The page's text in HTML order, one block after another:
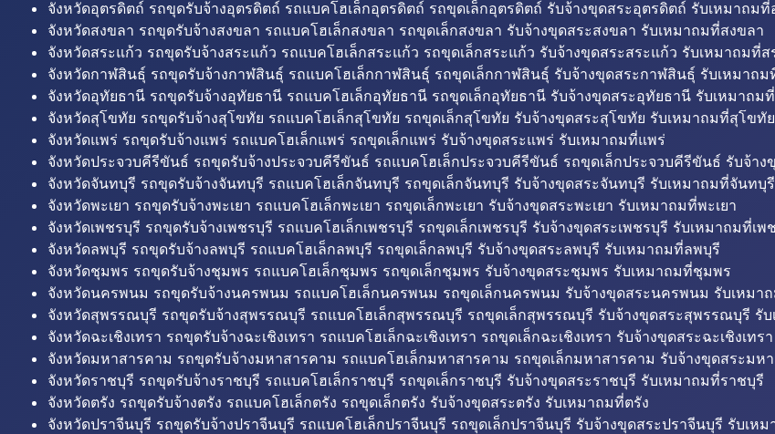
จังหวัดอุตรดิตถ์ รถขุดรับจ้างอุตรดิตถ์ รถแบคโฮเล็กอุตรดิตถ์ รถขุดเล็กอุตรดิตถ์ รับจ้างขุดสระอุตรดิตถ์ รับเหมาถมที่
จังหวัดสงขลา รถขุดรับจ้างสงขลา รถแบคโฮเล็กสงขลา รถขุดเล็กสงขลา รับจ้างขุดสระสงขลา รับเหมาถมที่สงขลา
จังหวัดสระแก้ว รถขุดรับจ้างสระแก้ว รถแบคโฮเล็กสระแก้ว รถขุดเล็กสระแก้ว รับจ้างขุดสระสระแก้ว รับเหมาถมที่ส
จังหวัดกาฬสินธุ์ รถขุดรับจ้างกาฬสินธุ์ รถแบคโฮเล็กกาฬสินธุ์ รถขุดเล็กกาฬสินธุ์ รับจ้างขุดสระกาฬสินธุ์ รับเหมาถ
จังหวัดอุทัยธานี รถขุดรับจ้างอุทัยธานี รถแบคโฮเล็กอุทัยธานี รถขุดเล็กอุทัยธานี รับจ้างขุดสระอุทัยธานี รับเหมาถม
จังหวัดสุโขทัย รถขุดรับจ้างสุโขทัย รถแบคโฮเล็กสุโขทัย รถขุดเล็กสุโขทัย รับจ้างขุดสระสุโขทัย รับเหมาถมที่สุโขทัย
จังหวัดแพร่ รถขุดรับจ้างแพร่ รถแบคโฮเล็กแพร่ รถขุดเล็กแพร่ รับจ้างขุดสระแพร่ รับเหมาถมที่แพร่
จังหวัดประจวบคีรีขันธ์ รถขุดรับจ้างประจวบคีรีขันธ์ รถแบคโฮเล็กประจวบคีรีขันธ์ รถขุดเล็กประจวบคีรีขันธ์ รับจ้า
จังหวัดจันทบุรี รถขุดรับจ้างจันทบุรี รถแบคโฮเล็กจันทบุรี รถขุดเล็กจันทบุรี รับจ้างขุดสระจันทบุรี รับเหมาถมที่จันทบุรี
จังหวัดพะเยา รถขุดรับจ้างพะเยา รถแบคโฮเล็กพะเยา รถขุดเล็กพะเยา รับจ้างขุดสระพะเยา รับเหมาถมที่พะเยา
จังหวัดเพชรบุรี รถขุดรับจ้างเพชรบุรี รถแบคโฮเล็กเพชรบุรี รถขุดเล็กเพชรบุรี รับจ้างขุดสระเพชรบุรี รับเหมาถมที่เพ
จังหวัดลพบุรี รถขุดรับจ้างลพบุรี รถแบคโฮเล็กลพบุรี รถขุดเล็กลพบุรี รับจ้างขุดสระลพบุรี รับเหมาถมที่ลพบุรี
จังหวัดชุมพร รถขุดรับจ้างชุมพร รถแบคโฮเล็กชุมพร รถขุดเล็กชุมพร รับจ้างขุดสระชุมพร รับเหมาถมที่ชุมพร
จังหวัดนครพนม รถขุดรับจ้างนครพนม รถแบคโฮเล็กนครพนม รถขุดเล็กนครพนม รับจ้างขุดสระนครพนม รับเหมา
จังหวัดสุพรรณบุรี รถขุดรับจ้างสุพรรณบุรี รถแบคโฮเล็กสุพรรณบุรี รถขุดเล็กสุพรรณบุรี รับจ้างขุดสระสุพรรณบุรี รั
จังหวัดฉะเชิงเทรา รถขุดรับจ้างฉะเชิงเทรา รถแบคโฮเล็กฉะเชิงเทรา รถขุดเล็กฉะเชิงเทรา รับจ้างขุดสระฉะเชิงเทร
จังหวัดมหาสารคาม รถขุดรับจ้างมหาสารคาม รถแบคโฮเล็กมหาสารคาม รถขุดเล็กมหาสารคาม รับจ้างขุดสระมห
จังหวัดราชบุรี รถขุดรับจ้างราชบุรี รถแบคโฮเล็กราชบุรี รถขุดเล็กราชบุรี รับจ้างขุดสระราชบุรี รับเหมาถมที่ราชบุรี
จังหวัดตรัง รถขุดรับจ้างตรัง รถแบคโฮเล็กตรัง รถขุดเล็กตรัง รับจ้างขุดสระตรัง รับเหมาถมที่ตรัง
จังหวัดปราจีนบุรี รถขุดรับจ้างปราจีนบุรี รถแบคโฮเล็กปราจีนบุรี รถขุดเล็กปราจีนบุรี รับจ้างขุดสระปราจีนบุรี รับเห